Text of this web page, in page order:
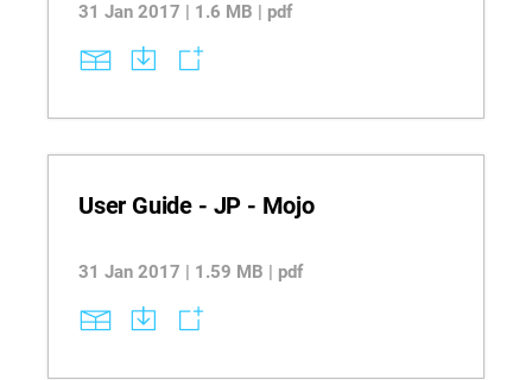
31 Jan 2017 | 1.6 MB | pdf
User Guide - JP - Mojo
31 Jan 2017 | 1.59 MB | pdf